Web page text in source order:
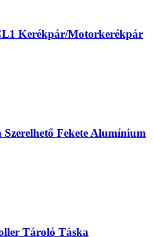
Kerékpár/Motorkerékpár
Fekete Alumínium
Tároló Táska